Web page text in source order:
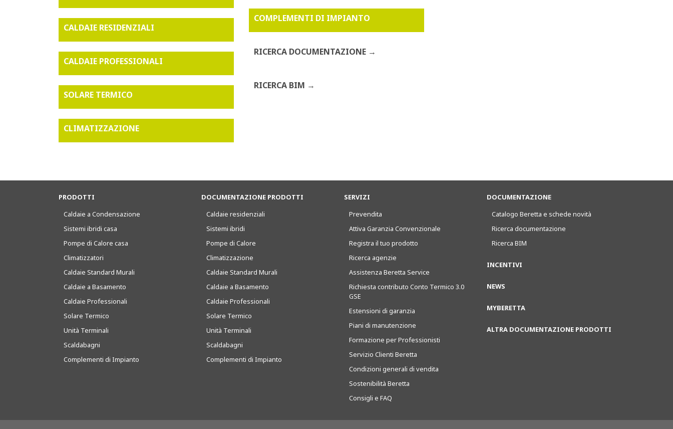
CALDAIE RESIDENZIALI
CALDAIE PROFESSIONALI
SOLARE TERMICO
CLIMATIZZAZIONE
COMPLEMENTI DI IMPIANTO
RICERCA DOCUMENTAZIONE
RICERCA BIM
PRODOTTI
Caldaie a Condensazione
Sistemi ibridi casa
Pompe di Calore casa
Climatizzatori
Caldaie Standard Murali
Caldaie a Basamento
Caldaie Professionali
Solare Termico
Unità Terminali
Scaldabagni
Complementi di Impianto
DOCUMENTAZIONE PRODOTTI
Caldaie residenziali
Sistemi ibridi
Pompe di Calore
Climatizzazione
Caldaie Standard Murali
Caldaie a Basamento
Caldaie Professionali
Solare Termico
Unità Terminali
Scaldabagni
Complementi di Impianto
SERVIZI
Prevendita
Attiva Garanzia Convenzionale
Registra il tuo prodotto
Ricerca agenzie
Assistenza Beretta Service
Richiesta contributo Conto Termico 3.0
GSE
Estensioni di garanzia
Piani di manutenzione
Formazione per Professionisti
Servizio Clienti Beretta
Condizioni generali di vendita
Sostenibilità Beretta
Consigli e FAQ
DOCUMENTAZIONE
Catalogo Beretta e schede novità
Ricerca documentazione
Ricerca BIM
INCENTIVI
NEWS
MYBERETTA
ALTRA DOCUMENTAZIONE PRODOTTI